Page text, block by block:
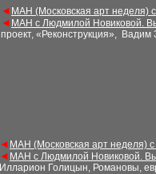
◄ МАН (Московская арт неделя)
◄ МАН с Людмилой Новиковой.
проект, «Реконструкция», Вадим
◄ МАН (Московская арт неделя)
◄ МАН с Людмилой Новиковой.
Илларион Голицын, Романовы,